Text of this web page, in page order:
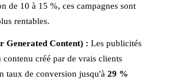
de 10 à 15 %, ces campagnes sont
rentables.
Generated Content) : Les publicités
contenu créé par de vrais clients
taux de conversion jusqu'à 29 %